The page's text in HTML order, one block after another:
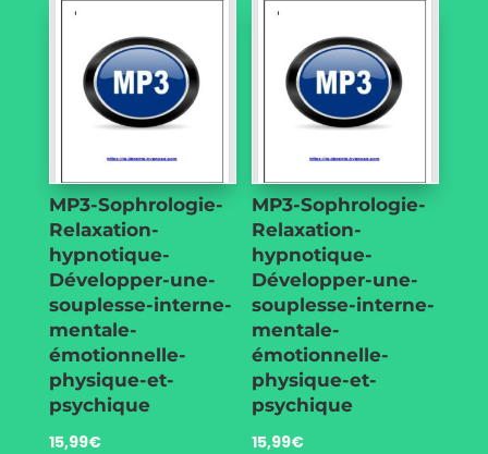
MP3-Sophrologie-
Relaxation-
hypnotique-
Développer-une-
souplesse-interne-
mentale-
émotionnelle-
physique-et-
psychique
15,99€
MP3-Sophrologie-
Relaxation-
hypnotique-
Développer-une-
souplesse-interne-
mentale-
émotionnelle-
physique-et-
psychique
15,99€